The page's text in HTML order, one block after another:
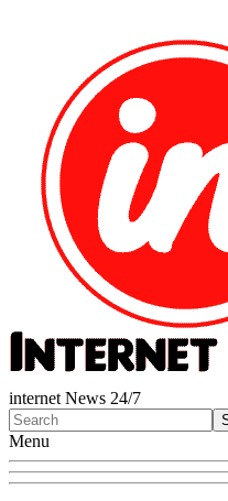
internet News 24/7
Menu